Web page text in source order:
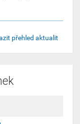
přehled aktualit